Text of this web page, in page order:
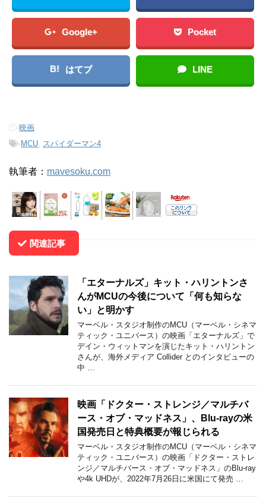
Google+ Pocket
B! はてブ LINE
-映画
-MCU スパイダーマン4
執筆者： mavesoku.com
関連記事
「エターナルズ」キット・ハリントンさ
んがMCUの今後について「何も知らな
い」と明かす
マーベル・スタジオ制作のMCU（マーベル・シネマ
ティック・ユニバース）の映画「エターナルズ」で
デイン・ウィットマンを演じたキット・ハリントン
さんが、海外メディア Collider とのインタビューの
中 …
映画「ドクター・ストレンジ／マルチバ
ース・オブ・マッドネス」、Blu-rayの米
国発売日と特典概要が報じられる
マーベル・スタジオ制作のMCU（マーベル・シネマ
ティック・ユニバース）の映画「ドクター・ストレ
ンジ／マルチバース・オブ・マッドネス」のBlu-ray
や4k UHDが、2022年7月26日に米国にて発売 …